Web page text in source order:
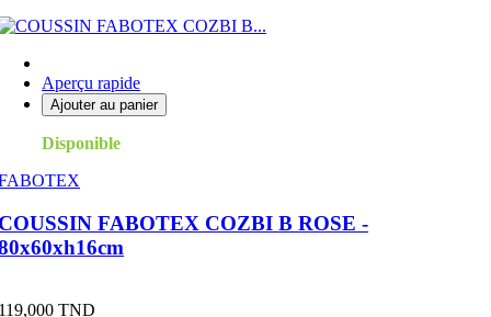
Aperçu rapide
Ajouter au panier
Disponible
FABOTEX COZBI B ROSE -
TND